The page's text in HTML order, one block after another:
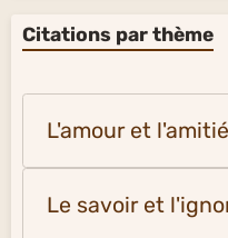
Citations par thème
L'amour et l'amitié
Le savoir et